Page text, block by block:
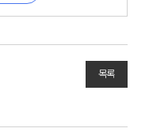
목록